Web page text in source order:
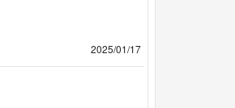
2025/01/17